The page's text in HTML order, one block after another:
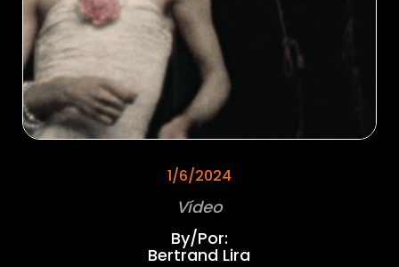
1/6/2024
Vídeo
By/Por:
Bertrand Lira